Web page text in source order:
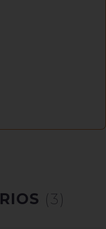
(3)